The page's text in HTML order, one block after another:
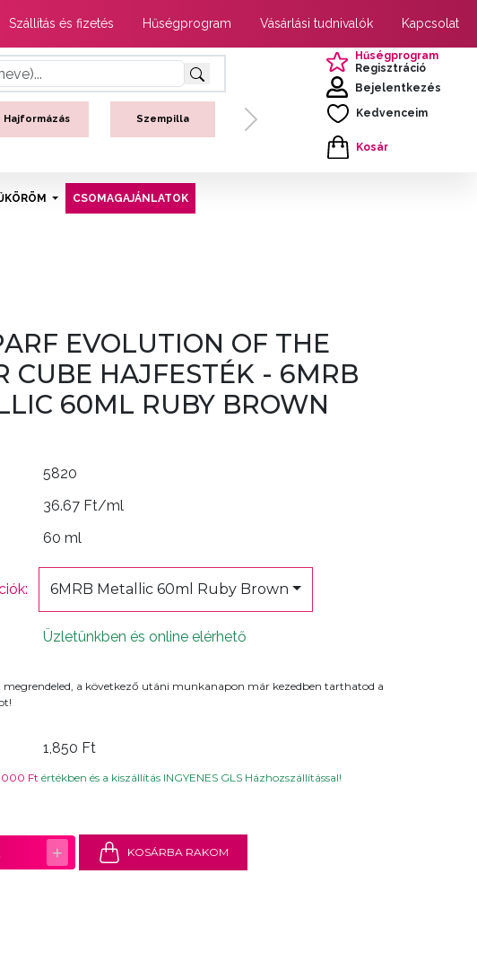
Szállítás és fizetés Hűségprogram Vásárlási tudnivalók Kapcsolat
Hajformázás Szempilla
Next
Hűségprogram
Regisztráció
Bejelentkezés
Kedvenceim
Kosár
CSOMAGAJÁNLATOK
EVOLUTION OF THE
CUBE HAJFESTÉK - 6MRB
60ML RUBY BROWN
5820
36.67 Ft/ml
60 ml
6MRB Metallic 60ml Ruby Brown
Üzletünkben és online elérhető
megrendeled, a következő utáni munkanapon már kezedben tarthatod a
1,850 Ft
Ft értékben és a kiszállítás INGYENES GLS Házhozszállítással!
+ KOSÁRBA RAKOM